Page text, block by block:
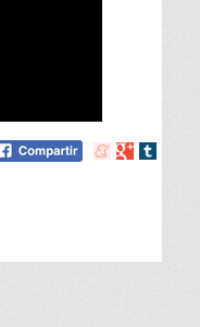
Compartir
Compartir
Compartir